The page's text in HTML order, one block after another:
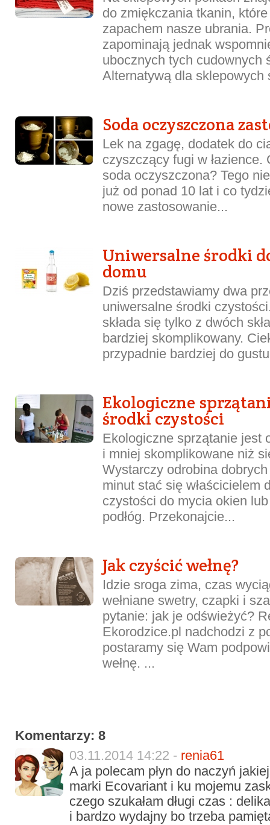
do zmiękczania tkanin,
zapachem nasze ubrania.
zapominają jednak
ubocznych tych cudownych
Alternatywą dla sklepowych
Soda oczyszczona
Lek na zgagę, dodatek do
czyszczący fugi w łazience.
soda oczyszczona? Tego
już od ponad 10 lat i co
nowe zastosowanie...
Uniwersalne środki
domu
Dziś przedstawiamy dwa
uniwersalne środki
składa się tylko z dwóch
bardziej skomplikowany.
przypadnie bardziej do
Ekologiczne
środki czystości
Ekologiczne sprzątanie jest
i mniej skomplikowane niż
Wystarczy odrobina
minut stać się właścicielem
czystości do mycia okien
podłóg. Przekonajcie...
Jak czyścić wełnę?
Idzie sroga zima, czas
wełniane swetry, czapki i
pytanie: jak je odświeżyć?
Ekorodzice.pl nadchodzi z
postaramy się Wam
wełnę. ...
Komentarzy: 8
03.11.2014 14:22 - renia61
A ja polecam płyn do naczyń
marki Ecovariant i ku mojemu
czego szukałam długi czas :
i bardzo wydajny bo trzeba